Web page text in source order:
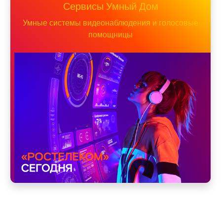
Сервисы Умный Дом
Умные системы видеонаблюдения и голосовые
помощницы